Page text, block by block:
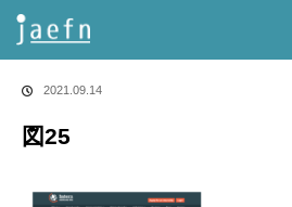
告知・記事一覧
2021.09.14
図25